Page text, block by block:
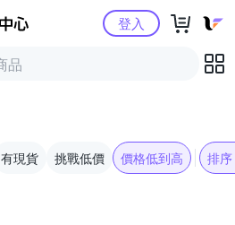
Yahoo購物中心登入
有現貨 挑戰低價 價格低到高 排序